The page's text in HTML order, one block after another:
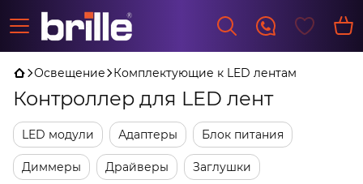
Освещение Комплектующие к LED лентам
Контроллер для LED лент
LED модули Адаптеры Блок питания
Диммеры Драйверы Заглушки